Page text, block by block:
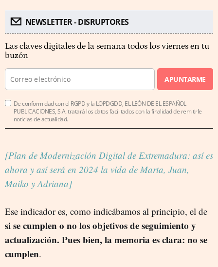
NEWSLETTER - DISRUPTORES
Las claves digitales de la semana todos los viernes en tu
buzón
APUNTARME
De conformidad con el RGPD y la LOPDGDD, EL LEÓN DE EL ESPAÑOL
PUBLICACIONES, S.A. tratará los datos facilitados con la finalidad de remitirle
noticias de actualidad.
[Plan de Modernización Digital de Extremadura: así es
ahora y así será en 2024 la vida de Marta, Juan,
Maiko y Adriana]
Ese indicador es, como indicábamos al principio, el de
si se cumplen o no los objetivos de seguimiento y
actualización. Pues bien, la memoria es clara: no se
cumplen.